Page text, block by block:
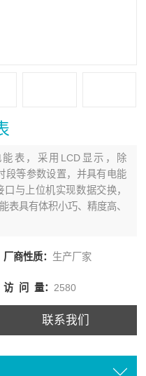
表，采用LCD显示，除
段等参数设置，并具有电能
与上位机实现数据交换，
表具有体积小巧、精度高、
厂商性质： 生产厂家
访 问 量： 2580
联系我们